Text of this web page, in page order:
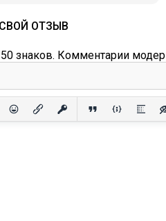
ОТЗЫВ
знаков. Комментарии